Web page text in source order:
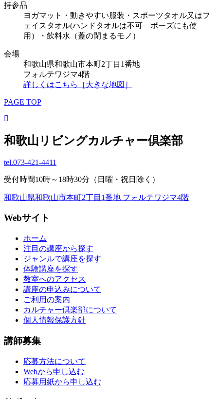
持参品
ヨガマット・動きやすい服装・スポーツタオル又はフ
ェイスタオル(ハンドタオルは不可 ポーズにも使
用）・飲料水（蓋の閉まるモノ）
会場
和歌山県和歌山市本町2丁目1番地
フォルテワジマ4階
詳しくはこちら［大きな地図］
PAGE TOP
和歌山リビングカルチャー倶楽部
tel.073-421-4411
受付時間10時～18時30分（日曜・祝日除く）
和歌山県和歌山市本町2丁目1番地 フォルテワジマ4階
Webサイト
ホーム
注目の講座から探す
ジャンルで講座を探す
体験講座を探す
教室へのアクセス
講座の申込みについて
ご利用の案内
カルチャー倶楽部について
個人情報保護方針
講師募集
応募方法について
Webから申し込む
応募用紙から申し込む